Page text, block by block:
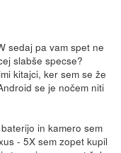
sedaj pa vam spet ne
slabše specse?
kitajci, ker sem se že
se je nočem niti
in kamero sem
- 5X sem zopet kupil